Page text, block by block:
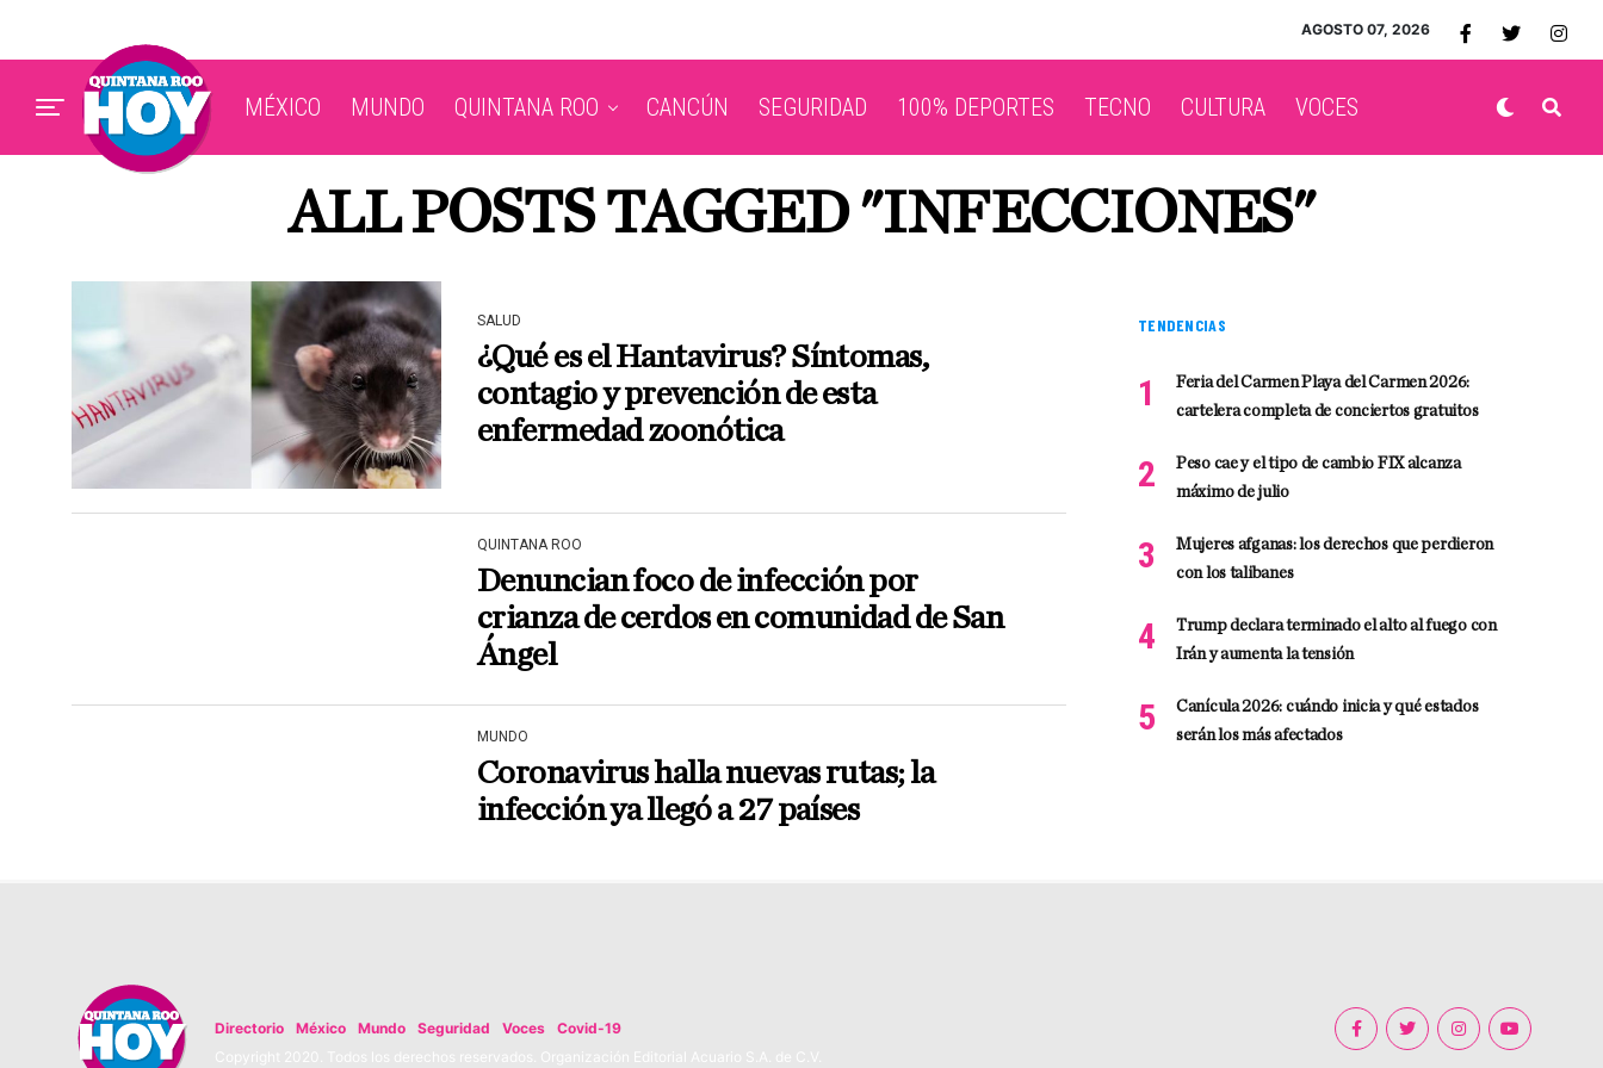
AGOSTO 07, 2026
MÉXICO MUNDO QUINTANA ROO CANCÚN SEGURIDAD 100% DEPORTES TECNO CULTURA VOCES
ALL POSTS TAGGED "INFECCIONES"
SALUD
¿Qué es el Hantavirus? Síntomas,
contagio y prevención de esta
enfermedad zoonótica
QUINTANA ROO
Denuncian foco de infección por
crianza de cerdos en comunidad de San
Ángel
MUNDO
Coronavirus halla nuevas rutas; la
infección ya llegó a 27 países
TENDENCIAS
Feria del Carmen Playa del Carmen 2026:
cartelera completa de conciertos gratuitos
Peso cae y el tipo de cambio FIX alcanza
máximo de julio
Mujeres afganas: los derechos que perdieron
con los talibanes
Trump declara terminado el alto al fuego con
Irán y aumenta la tensión
Canícula 2026: cuándo inicia y qué estados
serán los más afectados
Directorio México Mundo Seguridad Voces
Covid-19